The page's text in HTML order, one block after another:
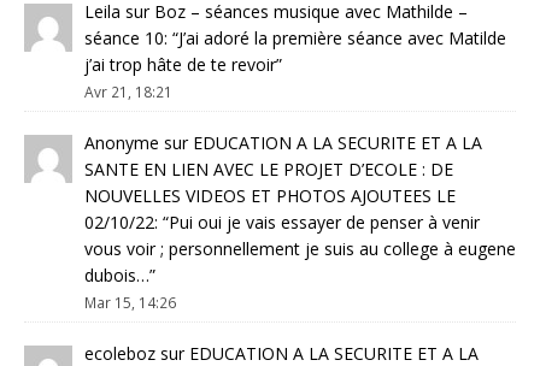
Leila sur Boz – séances musique avec Mathilde –
séance 10: “J’ai adoré la première séance avec Matilde
j’ai trop hâte de te revoir”
Avr 21, 18:21
Anonyme sur EDUCATION A LA SECURITE ET A LA
SANTE EN LIEN AVEC LE PROJET D’ECOLE : DE
NOUVELLES VIDEOS ET PHOTOS AJOUTEES LE
02/10/22: “Pui oui je vais essayer de penser à venir
vous voir ; personnellement je suis au college à eugene
dubois…”
Mar 15, 14:26
ecoleboz sur EDUCATION A LA SECURITE ET A LA